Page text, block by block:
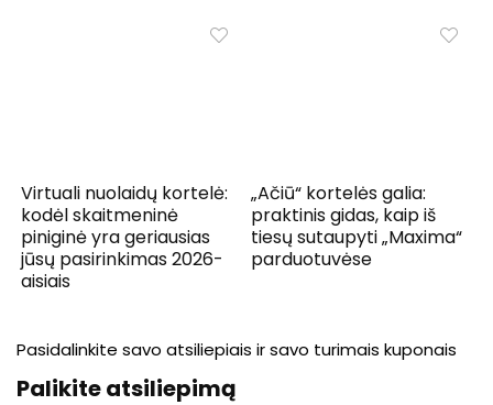
Virtuali nuolaidų kortelė:
kodėl skaitmeninė
piniginė yra geriausias
jūsų pasirinkimas 2026-
aisiais
„Ačiū“ kortelės galia:
praktinis gidas, kaip iš
tiesų sutaupyti „Maxima“
parduotuvėse
Pasidalinkite savo atsiliepiais ir savo turimais kuponais
Palikite atsiliepimą